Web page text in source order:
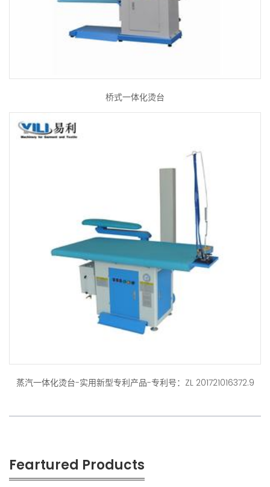
桥式一体化烫台
蒸汽一体化烫台-实用新型专利产品-专利号：ZL 201721016372.9
Feartured Products